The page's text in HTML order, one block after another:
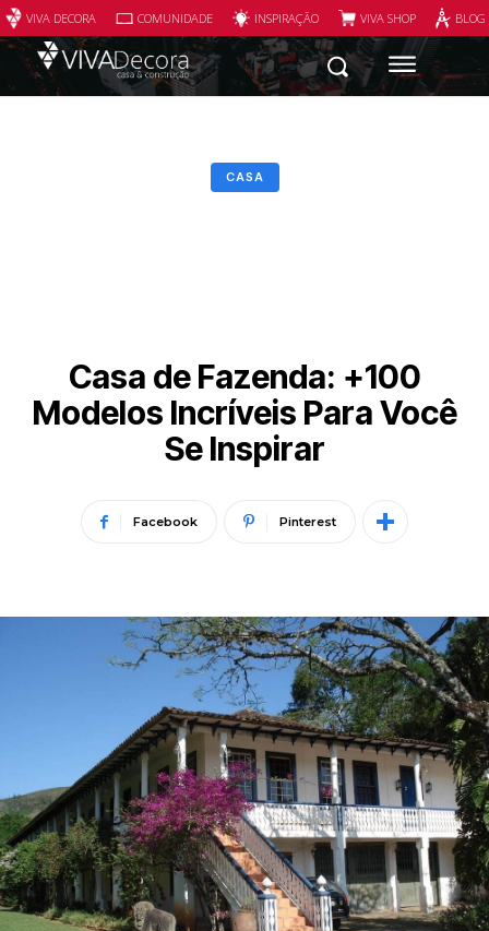
VIVA DECORA COMUNIDADE INSPIRAÇÃO VIVA SHOP
CASA
Casa de Fazenda: +100
Modelos Incríveis Para Você
Se Inspirar
Facebook Pinterest